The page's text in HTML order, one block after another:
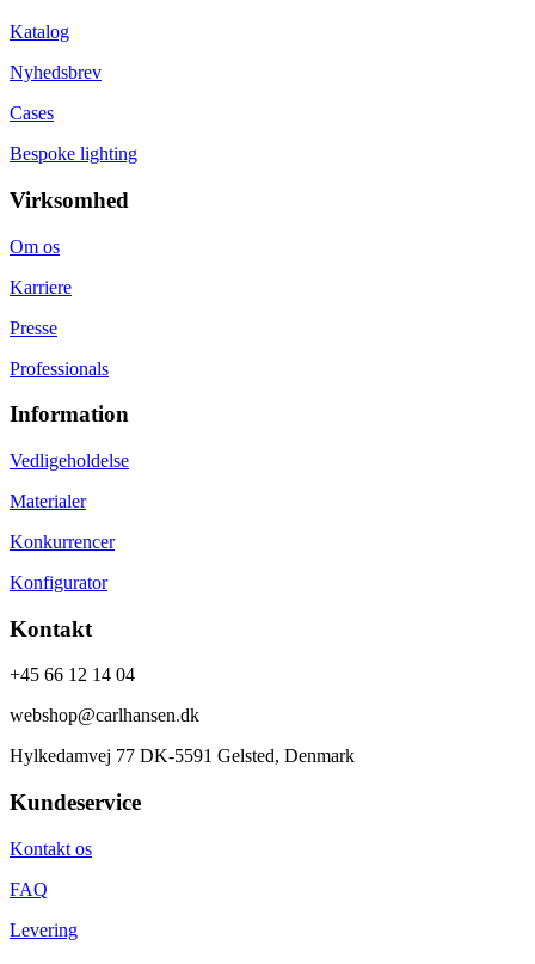
Katalog
Nyhedsbrev
Cases
Bespoke lighting
Virksomhed
Om os
Karriere
Presse
Professionals
Information
Vedligeholdelse
Materialer
Konkurrencer
Konfigurator
Kontakt
+45 66 12 14 04
webshop@carlhansen.dk
Hylkedamvej 77 DK-5591 Gelsted, Denmark
Kundeservice
Kontakt os
FAQ
Levering